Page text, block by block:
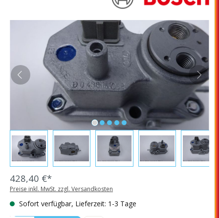
428,40 €*
Preise inkl. MwSt. zzgl. Versandkosten
Sofort verfügbar, Lieferzeit: 1-3 Tage